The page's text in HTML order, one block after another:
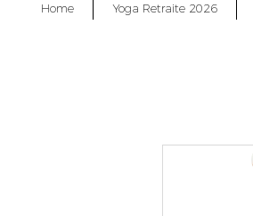
Home Yoga Retraite 2026